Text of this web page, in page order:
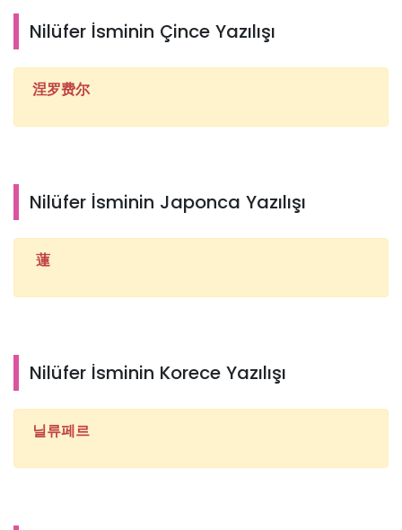
Nilüfer İsminin Çince Yazılışı
涅罗费尔
Nilüfer İsminin Japonca Yazılışı
蓮
Nilüfer İsminin Korece Yazılışı
닐류페르